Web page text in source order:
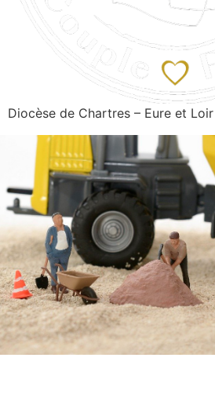
Diocèse de Chartres – Eure et Loir